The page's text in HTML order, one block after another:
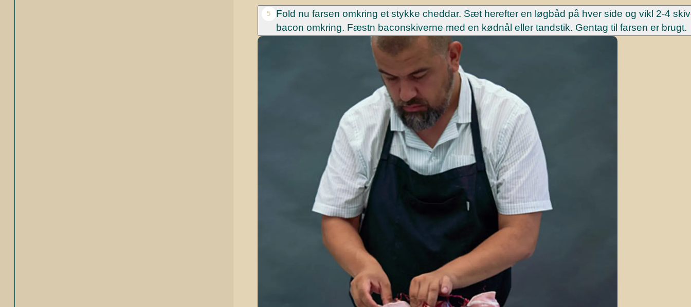
5
Fold nu farsen omkring et stykke cheddar. Sæt herefter en løgbåd på hver side og vikl 2-4
bacon omkring. Fæstn baconskiverne med en kødnål eller tandstik. Gentag til farsen er brugt.